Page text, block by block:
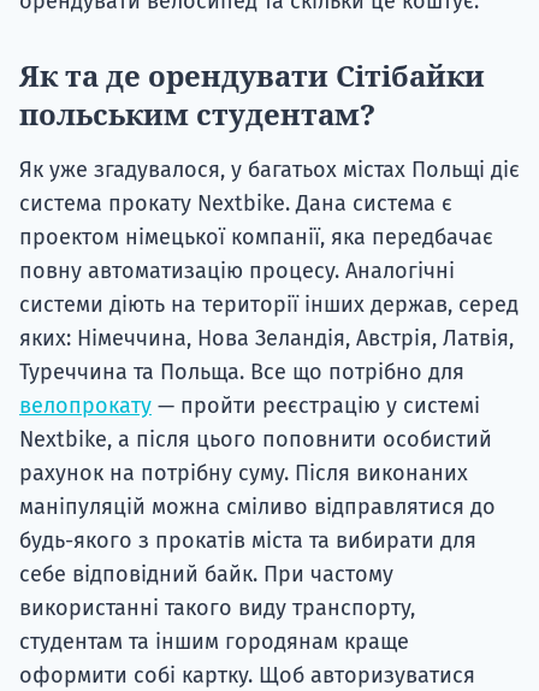
Як та де орендувати Сітібайки
польським студентам?
Як уже згадувалося, у багатьох містах Польщі діє
система прокату Nextbike. Дана система є
проектом німецької компанії, яка передбачає
повну автоматизацію процесу. Аналогічні
системи діють на території інших держав, серед
яких: Німеччина, Нова Зеландія, Австрія, Латвія,
Туреччина та Польща. Все що потрібно для
велопрокату — пройти реєстрацію у системі
Nextbike, а після цього поповнити особистий
рахунок на потрібну суму. Після виконаних
маніпуляцій можна сміливо відправлятися до
будь-якого з прокатів міста та вибирати для
себе відповідний байк. При частому
використанні такого виду транспорту,
студентам та іншим городянам краще
оформити собі картку. Щоб авторизуватися